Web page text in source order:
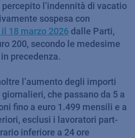
l’indennità di vacatio
sospesa con
18 marzo 2026 dalle Parti,
200, secondo le medesime
precedenza.
l’aumento degli importi
che passano da 5 a
fino a euro 1.499 mensili e a
esclusi i lavoratori part-
inferiore a 24 ore